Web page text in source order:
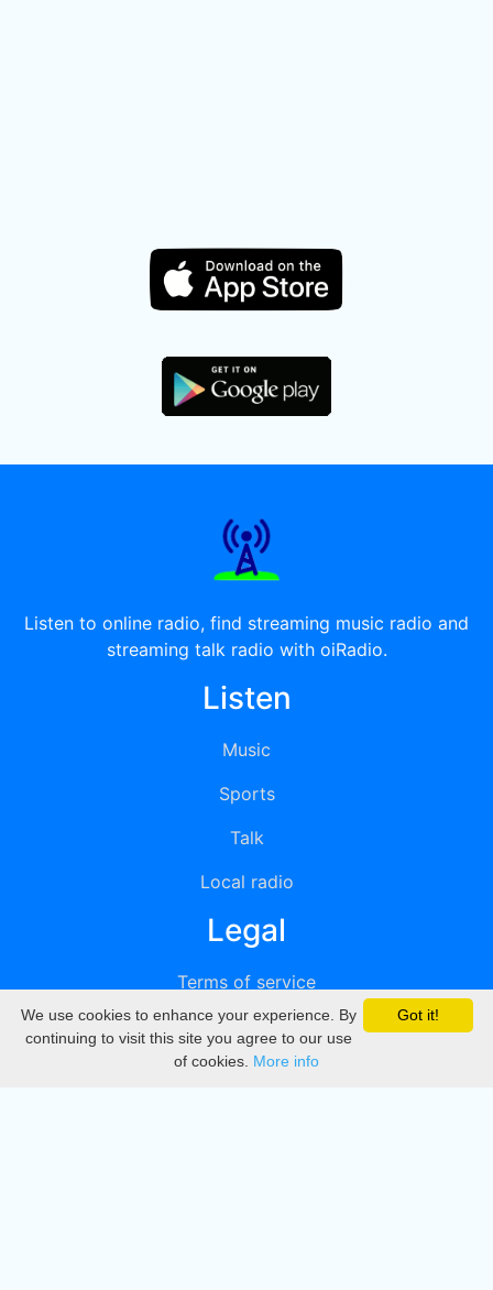
Listen to online radio, find streaming music radio and
streaming talk radio with oiRadio.
Listen
Music
Sports
Talk
Local radio
Legal
Terms of service
Privacy
DMCA
Got it!
We use cookies to enhance your experience. By
continuing to visit this site you agree to our use
of cookies. More info